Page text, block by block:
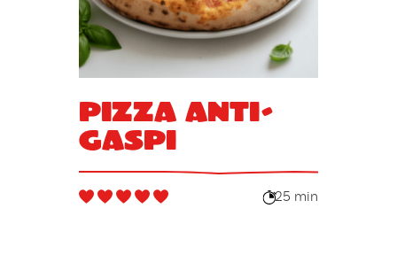
Pizza anti-
gaspi
25 min